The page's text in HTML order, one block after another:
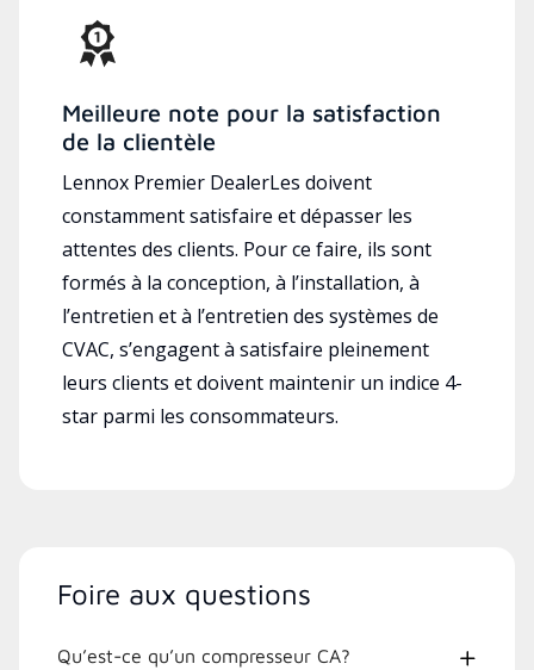
Meilleure note pour la satisfaction
de la clientèle
Lennox Premier DealerLes doivent
constamment satisfaire et dépasser les
attentes des clients. Pour ce faire, ils sont
formés à la conception, à l’installation, à
l’entretien et à l’entretien des systèmes de
CVAC, s’engagent à satisfaire pleinement
leurs clients et doivent maintenir un indice 4-
star parmi les consommateurs.
Foire aux questions
Qu’est-ce qu’un compresseur CA?